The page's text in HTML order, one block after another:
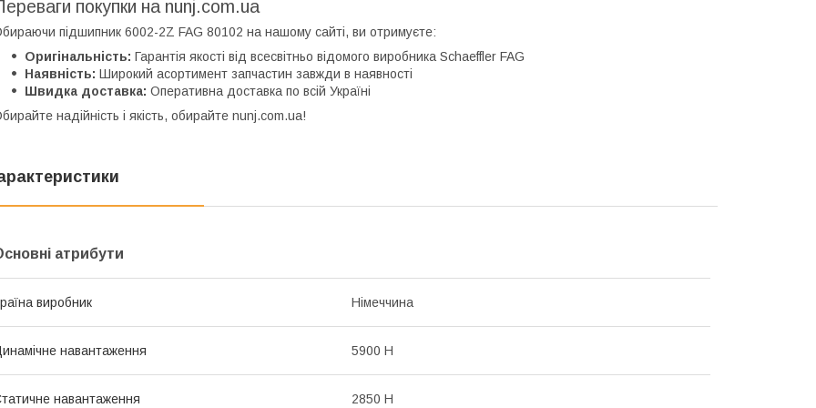
покупки на nunj.com.ua
підшипник 6002-2Z FAG 80102 на нашому сайті, ви отримуєте:
Оригінальність: Гарантія якості від всесвітньо відомого виробника Schaeffler FAG
Наявність: Широкий асортимент запчастин завжди в наявності
Швидка доставка: Оперативна доставка по всій Україні
надійність і якість, обирайте nunj.com.ua!
атрибути
виробник Німеччина
навантаження 5900 Н
навантаження 2850 Н